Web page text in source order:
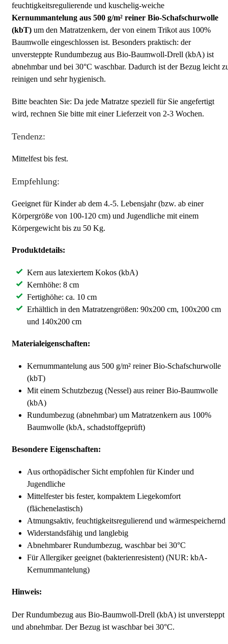
feuchtigkeitsregulierende und kuschelig-weiche
Kernummantelung aus 500 g/m² reiner Bio-Schafschurwolle
(kbT) um den Matratzenkern, der von einem Trikot aus 100%
Baumwolle eingeschlossen ist. Besonders praktisch: der
unversteppte Rundumbezug aus Bio-Baumwoll-Drell (kbA) ist
abnehmbar und bei 30°C waschbar. Dadurch ist der Bezug leicht
reinigen und sehr hygienisch.
Bitte beachten Sie: Da jede Matratze speziell für Sie angefertigt
wird, rechnen Sie bitte mit einer Lieferzeit von 2-3 Wochen.
Tendenz:
Mittelfest bis fest.
Empfehlung:
Geeignet für Kinder ab dem 4.-5. Lebensjahr (bzw. ab einer
Körpergröße von 100-120 cm) und Jugendliche mit einem
Körpergewicht bis zu 50 Kg.
Produktdetails:
Kern aus latexiertem Kokos (kbA)
Kernhöhe: 8 cm
Fertighöhe: ca. 10 cm
Erhältlich in den Matratzengrößen: 90x200 cm, 100x200 cm
und 140x200 cm
Materialeigenschaften:
Kernummantelung aus 500 g/m² reiner Bio-Schafschurwolle
(kbT)
Mit einem Schutzbezug (Nessel) aus reiner Bio-Baumwolle
(kbA)
Rundumbezug (abnehmbar) um Matratzenkern aus 100%
Baumwolle (kbA, schadstoffgeprüft)
Besondere Eigenschaften:
Aus orthopädischer Sicht empfohlen für Kinder und
Jugendliche
Mittelfester bis fester, kompaktem Liegekomfort
(flächenelastisch)
Atmungsaktiv, feuchtigkeitsregulierend und wärmespeichernd
Widerstandsfähig und langlebig
Abnehmbarer Rundumbezug, waschbar bei 30°C
Für Allergiker geeignet (bakterienresistent) (NUR: kbA-
Kernummantelung)
Hinweis:
Der Rundumbezug aus Bio-Baumwoll-Drell (kbA) ist unversteppt
und abnehmbar. Der Bezug ist waschbar bei 30°C.